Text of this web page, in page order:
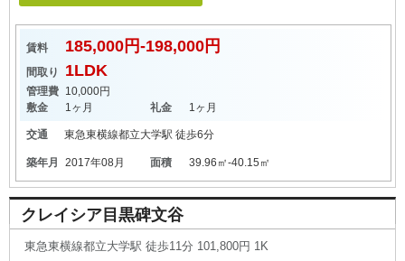
賃料 185,000円-198,000円
間取り 1LDK
管理費 10,000円
敷金
1ヶ月 礼金 1ヶ月
交通 東急東横線都立大学駅 徒歩6分
築年月 2017年08月 面積 39.96㎡-40.15㎡
クレイシア目黒碑文谷
東急東横線都立大学駅 徒歩11分 101,800円 1K